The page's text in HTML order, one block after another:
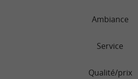
éleveurset
comprendre leur mode de
Cette démarche lui permet de
Ambiance
Service
Qualité/prix